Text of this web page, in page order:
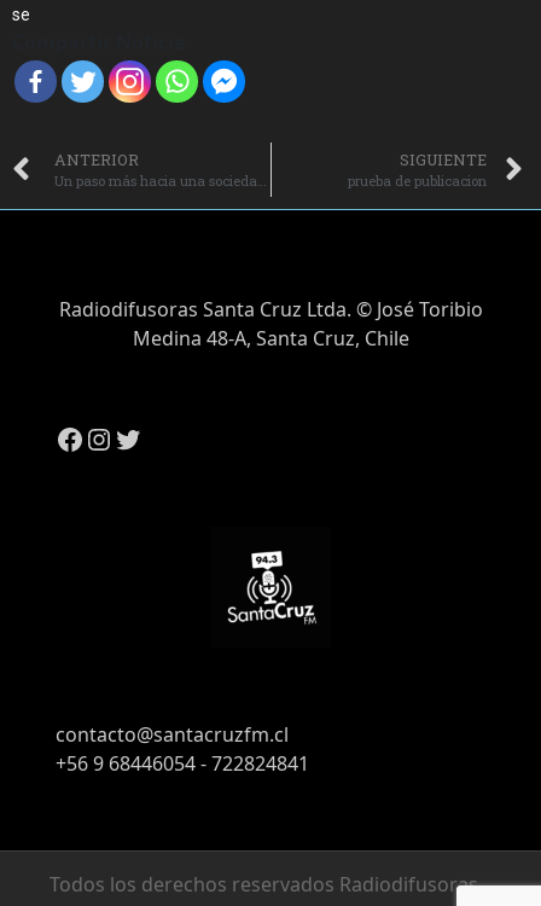
se
ANTERIOR SIGUIENTE
prueba de publicacion
Radiodifusoras Santa Cruz Ltda. © José Toribio
Medina 48-A, Santa Cruz, Chile
contacto@santacruzfm.cl
+56 9 68446054 - 722824841
Todos los derechos reservados Radiodifusoras